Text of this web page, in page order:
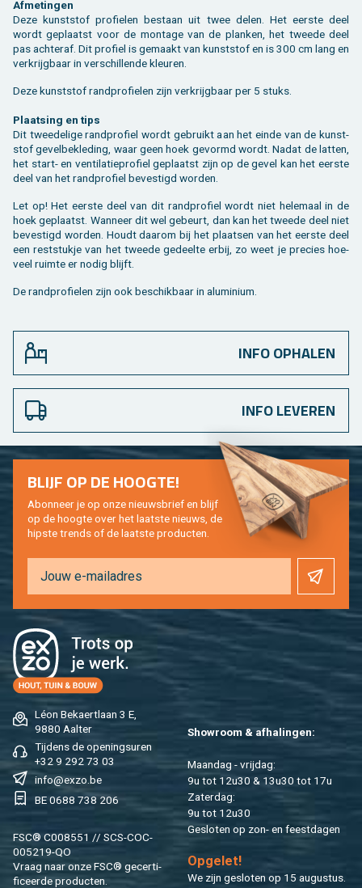
Af­me­tin­gen
Deze kunst­stof pro­fie­len be­staan uit twee delen. Het eer­ste deel
wordt ge­plaatst voor de mon­ta­ge van de plan­ken, het twee­de deel
pas ach­ter­af. Dit pro­fiel is ge­maakt van kunst­stof en is 300 cm lang en
ver­krijg­baar in ver­schil­len­de kleu­ren.
Deze kunst­stof rand­pro­fie­len zijn ver­krijg­baar per 5 stuks.
Plaat­sing en tips
Dit twee­de­li­ge rand­pro­fiel wordt ge­bruikt aan het einde van de kunst­
stof ge­vel­be­kle­ding, waar geen hoek ge­vormd wordt. Nadat de lat­ten,
het start- en ven­ti­la­tie­pro­fiel ge­plaatst zijn op de gevel kan het eer­ste
deel van het rand­pro­fiel be­ves­tigd wor­den.
Let op! Het eer­ste deel van dit rand­pro­fiel wordt niet he­le­maal in de
hoek ge­plaatst. Wan­neer dit wel ge­beurt, dan kan het twee­de deel niet
be­ves­tigd wor­den. Houdt daar­om bij het plaat­sen van het eer­ste deel
een rest­stuk­je van het twee­de ge­deel­te erbij, zo weet je pre­cies hoe­
veel ruim­te er nodig blijft.
De rand­pro­fie­len zijn ook be­schik­baar in alu­mi­ni­um.
INFO OPHALEN
INFO LEVEREN
Léon Be­kaert­laan 3 E,
9880 Aal­ter
Tij­dens de ope­nings­uren
+32 9 292 73 03
info@​exzo.​be
BE 0688 738 206
FSC® C008551 // SCS-COC-
005219-QO
Vraag naar onze FSC® ge­cer­ti­
fi­ceer­de pro­duc­ten.
Show­room & af­ha­lin­gen:
Maan­dag - vrij­dag:
9u tot 12u30 & 13u30 tot 17u
Za­ter­dag:
9u tot 12u30
Ge­slo­ten op zon- en feest­da­gen
Op­ge­let!
We zijn ge­slo­ten op 15 au­gus­tus.
BLIJF OP DE HOOG­TE!
Abon­neer je op onze nieuws­brief en blijf
op de hoog­te over het laat­ste nieuws, de
hip­s­te trends of de laat­ste pro­duc­ten.